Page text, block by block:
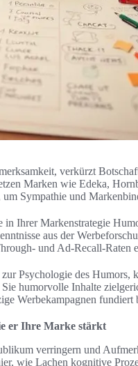
verkürzt
Marken wie Edeka,
Sympathie und
Ihrer Markenstrategie
aus der
und Ad-Recall-Raten
Psychologie des Humors,
humorvolle Inhalte
Werbekampagnen fundiert
er Ihre Marke stärkt
verringern und
wie Lachen kognitive